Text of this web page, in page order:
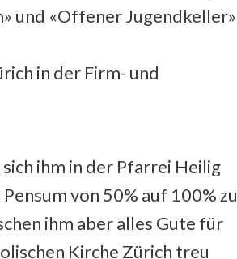
und «Offener Jugendkeller»
in der Firm- und
ihm in der Pfarrei Heilig
von 50% auf 100% zu
ihm aber alles Gute für
Kirche Zürich treu